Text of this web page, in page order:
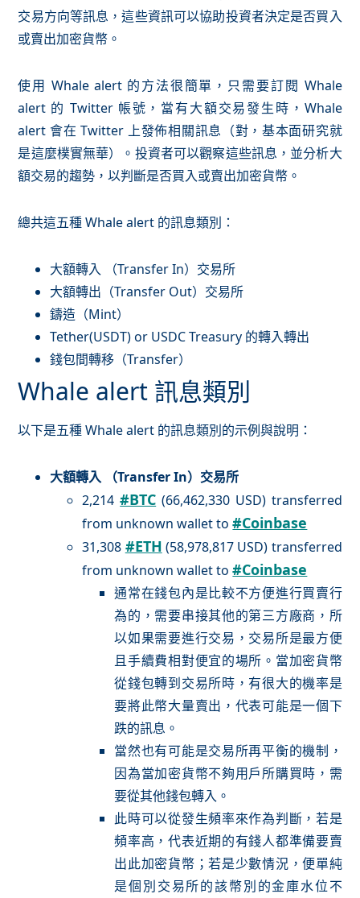
交易方向等訊息，這些資訊可以協助投資者決定是否買入
或賣出加密貨幣。
使用 Whale alert 的方法很簡單，只需要訂閱 Whale
alert 的 Twitter 帳號，當有大額交易發生時，Whale
alert 會在 Twitter 上發佈相關訊息（對，基本面研究就
是這麼樸實無華）。投資者可以觀察這些訊息，並分析大
額交易的趨勢，以判斷是否買入或賣出加密貨幣。
總共這五種 Whale alert 的訊息類別：
大額轉入 （Transfer In）交易所
大額轉出（Transfer Out）交易所
鑄造（Mint）
Tether(USDT) or USDC Treasury 的轉入轉出
錢包間轉移（Transfer）
Whale alert 訊息類別
以下是五種 Whale alert 的訊息類別的示例與說明：
大額轉入 （Transfer In）交易所
2,214#BTC (66,462,330 USD) transferred
from unknown wallet to#Coinbase
31,308 #ETH (58,978,817 USD) transferred
from unknown wallet to#Coinbase
通常在錢包內是比較不方便進行買賣行
為的，需要串接其他的第三方廠商，所
以如果需要進行交易，交易所是最方便
且手續費相對便宜的場所。當加密貨幣
從錢包轉到交易所時，有很大的機率是
要將此幣大量賣出，代表可能是一個下
跌的訊息。
當然也有可能是交易所再平衡的機制，
因為當加密貨幣不夠用戶所購買時，需
要從其他錢包轉入。
此時可以從發生頻率來作為判斷，若是
頻率高，代表近期的有錢人都準備要賣
出此加密貨幣；若是少數情況，便單純
是個別交易所的該幣別的金庫水位不